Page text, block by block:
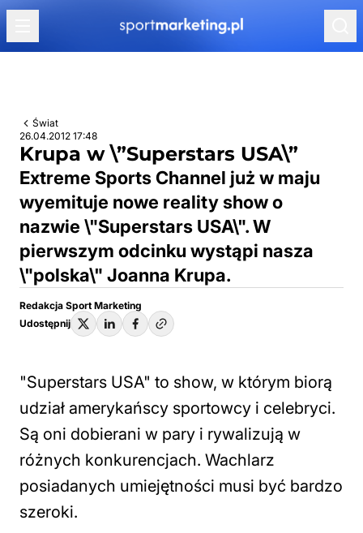
Przejdź do treści
Świat
26.04.2012 17:48
Krupa w \”Superstars USA\”
Extreme Sports Channel już w maju
wyemituje nowe reality show o
nazwie \"Superstars USA\". W
pierwszym odcinku wystąpi nasza
\"polska\" Joanna Krupa.
Redakcja Sport Marketing
Udostępnij
"Superstars USA" to show, w którym biorą
udział amerykańscy sportowcy i celebryci.
Są oni dobierani w pary i rywalizują w
różnych konkurencjach. Wachlarz
posiadanych umiejętności musi być bardzo
szeroki.